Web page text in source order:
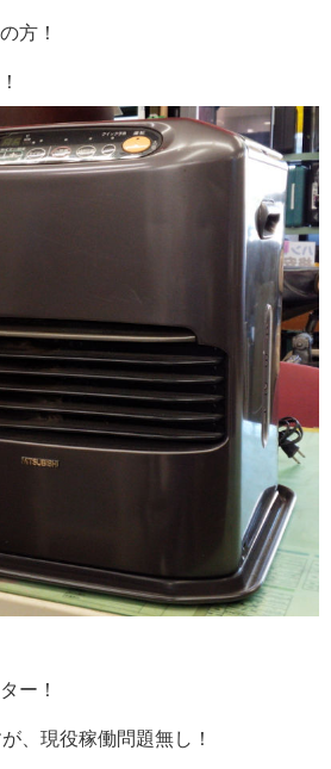
方！
ー！
、現役稼働問題無し！